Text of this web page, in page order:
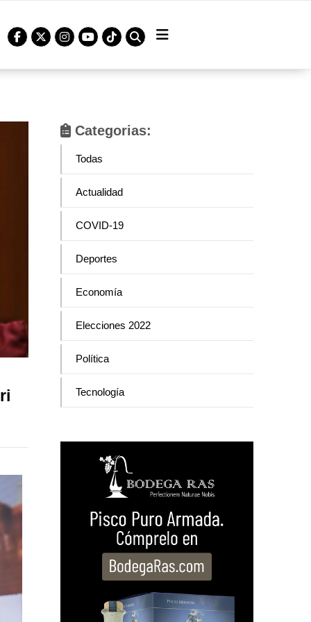
Categorias:
Todas
Actualidad
COVID-19
Deportes
Economía
Elecciones 2022
Política
Tecnología